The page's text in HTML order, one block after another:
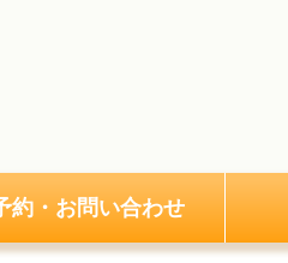
約・お問い合わせ